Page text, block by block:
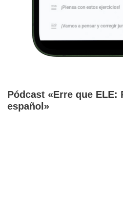
Pódcast «Erre que ELE:
español»